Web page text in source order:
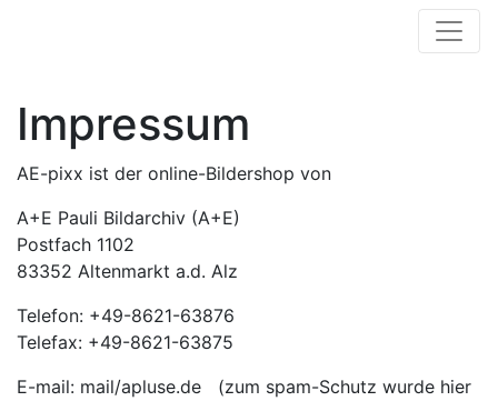
Impressum
AE-pixx ist der online-Bildershop von
A+E Pauli Bildarchiv (A+E)
Postfach 1102
83352 Altenmarkt a.d. Alz
Telefon: +49-8621-63876
Telefax: +49-8621-63875
E-mail: mail/apluse.de (zum spam-Schutz wurde hier